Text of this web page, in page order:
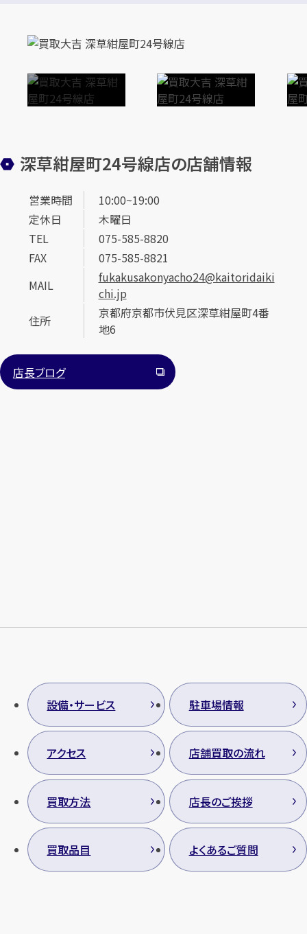
深草紺屋町24号線店の店舗情報
営業時間
10:00~19:00
定休日
木曜日
TEL
075-585-8820
FAX
075-585-8821
MAIL
fukakusakonyacho24@kaitoridaiki
chi.jp
住所
京都府京都市伏見区深草紺屋町4番
地6
店長ブログ
設備・サービス 駐車場情報
アクセス 店舗買取の流れ
買取方法 店長のご挨拶
買取品目 よくあるご質問